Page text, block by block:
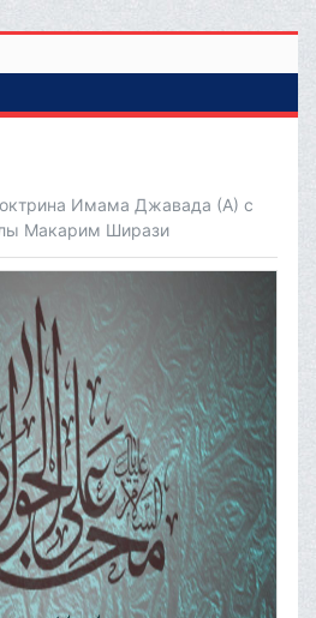
Имама Джавада (А) с
Макарим Ширази